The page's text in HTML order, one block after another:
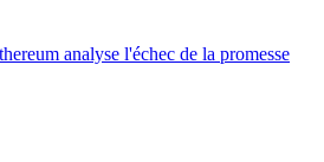
analyse l'échec de la promesse